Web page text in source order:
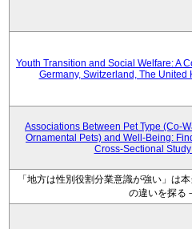
Youth Transition and Social Welfare: A
Germany, Switzerland, The United
Associations Between Pet Type (Co-
Ornamental Pets) and Well-Being:
Cross-Sectional
「地方は性別役割分業意識が強い」は
の違いを探る